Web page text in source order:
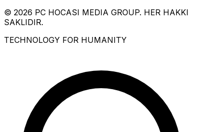
© 2026 PC HOCASI MEDIA GROUP. HER HAKKI
SAKLIDIR.
TECHNOLOGY FOR HUMANITY